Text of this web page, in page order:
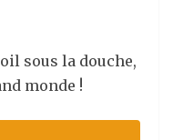
sous la douche,
monde !